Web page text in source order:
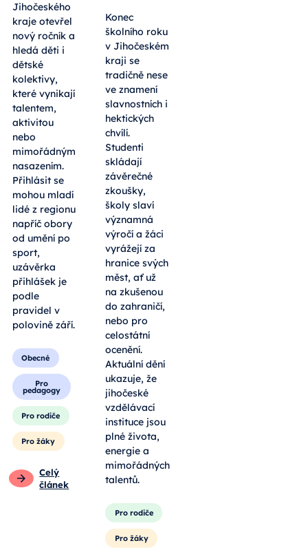
Jihočeského
kraje otevřel
nový ročník a
hledá děti i
dětské
kolektivy,
které vynikají
talentem,
aktivitou
nebo
mimořádným
nasazením.
Přihlásit se
mohou mladí
lidé z regionu
napříč obory
od umění po
sport,
uzávěrka
přihlášek je
podle
pravidel v
polovině září.
Obecné
Pro
pedagogy
Pro rodiče
Pro žáky
Celý
článek
Konec
školního roku
v Jihočeském
kraji se
tradičně nese
ve znamení
slavnostních i
hektických
chvílí.
Studenti
skládají
závěrečné
zkoušky,
školy slaví
významná
výročí a žáci
vyrážejí za
hranice svých
měst, ať už
na zkušenou
do zahraničí,
nebo pro
celostátní
ocenění.
Aktuální dění
ukazuje, že
jihočeské
vzdělávací
instituce jsou
plné života,
energie a
mimořádných
talentů.
Pro rodiče
Pro žáky